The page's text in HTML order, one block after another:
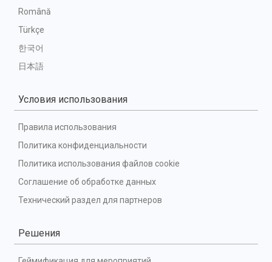
Română
Türkçe
한국어
日本語
Условия использования
Правила использования
Политика конфиденциальности
Политика использования файлов cookie
Соглашение об обработке данных
Технический раздел для партнеров
Решения